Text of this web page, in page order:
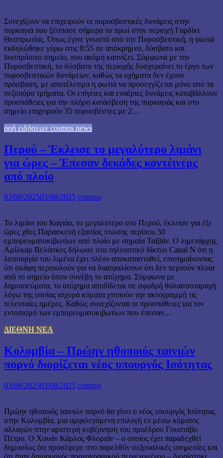
Συνεχίζουν να επιχειρούν οι πυροσβεστικές δυνάμεις στην
πυρκαγιά που ξέσπασε σήμερα το πρωί στην περιοχή Γαρδίκι
Θεσπρωτίας. Όπως έγινε γνωστό από την Πυροσβεστική, η φωτιά
εκδηλώθηκε γύρω στις 8:55 σε απόκρημνο, δύσβατο και
δυσπρόσιτο σημείο, που ακόμη καπνίζει. Σύμφωνα με την
Πυροσβεστική, το δύσβατο της περιοχής δυσχεραίνει το έργο των
πυροσβεστικών δυνάμεων, καθώς τα οχήματα δεν έχουν
πρόσβαση, με αποτέλεσμα η φωτιά να προσεγγίζεται μόνο από τα
πεζοπόρα τμήματα. Οι επίγειες και εναέριες δυνάμεις καταβάλλουν
προσπάθειες για την πλήρη κατάσβεση της πυρκαγιάς και στο
σημείο επιχειρούν 35 πυροσβέστες με 2…
ροή ειδήσεων cosmos news
Περού – Έκλεισε το μεγαλύτερο λιμάνι
για ώρες – Έπεσαν δεκάδες κοντέινερς
από πλοίο
03/08/202503/08/2025 cosmos
Το λιμάνι του Καγιάο, το μεγαλύτερο στο Περού, έκλεισε για έξι
ώρες χθες Παρασκευή εξαιτίας πτώσης περίπου 50
εμπορευματοκιβωτίων από πλοίο με σημαία Ταϊβάν. Ο λιμενάρχης
Αμίλκαρ Βελάσκες δήλωσε στο τηλεοπτικό δίκτυο Canal N ότι η
λειτουργία του λιμένα έχει πλέον αποκατασταθεί, επισημαίνοντας
ότι σκάφη περιπολούν για να διασφαλίσουν ότι δεν περνούν πλοία
από το σημείο όπου συνέβη το ατύχημα. Σύμφωνα με
δημοσιεύματα, το ατύχημα αποδίδεται σε σφοδρή θαλασσοταραχή
λόγω της οποίας ισχυρά κύματα χτυπούν την ακτογραμμή τις
τελευταίες ημέρες. Καθώς συνεχίζονται οι προσπάθειες για τον
εντοπισμό των εμπορευματοκιβωτίων που έπεσαν…
ΔΙΕΘΝΗ ΝΕΑ
Κολομβία – Πρώην ηθοποιός ταινιών
πορνό διορίζεται νέος υπουργός Ισότητας
03/08/202503/08/2025 cosmos
Πρώην ηθοποιός ταινιών πορνό θα γίνει ο νέος υπουργός Ισότητας
στην Κολομβία, μια αμφιλεγόμενη επιλογή εν μέσω κύματος
αλλαγών στην αριστερή κυβέρνηση του προέδρου Γουστάβο
Πέτρο. Ο Χουάν Κάρλος Φλοριάν – ο οποίος έχει παραδεχθεί
δημοσίως ότι προσέφερε στο παρελθόν σεξουαλικές υπηρεσίες και